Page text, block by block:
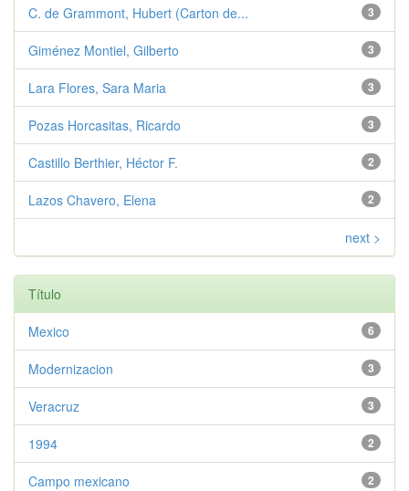
3
C. de Grammont, Hubert (Carton de...
3
Giménez Montiel, Gilberto
3
Lara Flores, Sara Maria
3
Pozas Horcasitas, Ricardo
2
Castillo Berthier, Héctor F.
2
Lazos Chavero, Elena
next >
Título
6
Mexico
3
Modernizacion
3
Veracruz
2
1994
2
Campo mexicano